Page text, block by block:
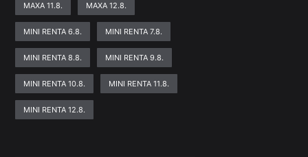
MAXA 11.8. MAXA 12.8.
MINI RENTA 6.8. MINI RENTA 7.8.
MINI RENTA 8.8. MINI RENTA 9.8.
MINI RENTA 10.8. MINI RENTA 11.8.
MINI RENTA 12.8.